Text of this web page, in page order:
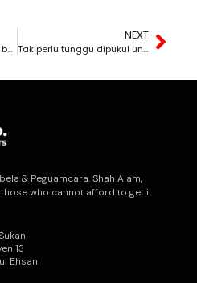
Bila bayaran gagal, bank bukan wajib tunggu simpati.
NEXT
Tak perlu tunggu dipukul untuk dapat perlindungan
& Peguamcara. Shah Alam,
who cannot afford to get it
13
Ehsan